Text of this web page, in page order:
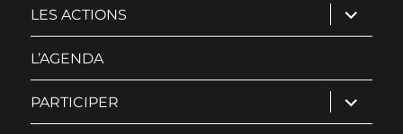
LES ACTIONS ouvrir
le
sous-
L’AGENDA
PARTICIPER ouvrir
le
sous-